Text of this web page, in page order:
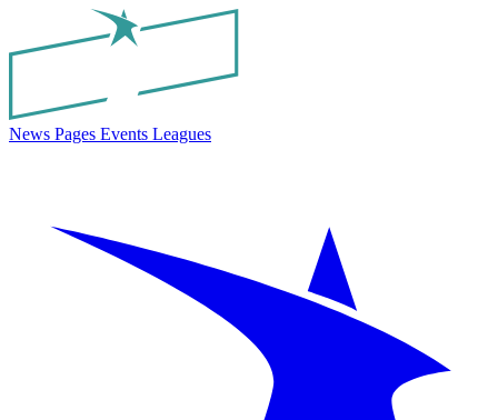
News Pages Events Leagues